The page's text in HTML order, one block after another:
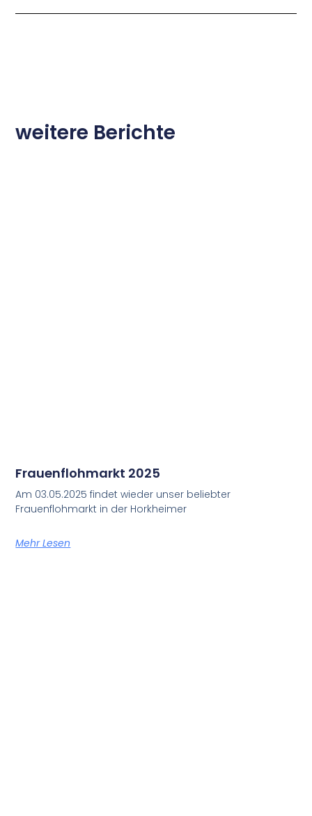
weitere Berichte
Frauenflohmarkt 2025
Am 03.05.2025 findet wieder unser beliebter
Frauenflohmarkt in der Horkheimer
Mehr Lesen